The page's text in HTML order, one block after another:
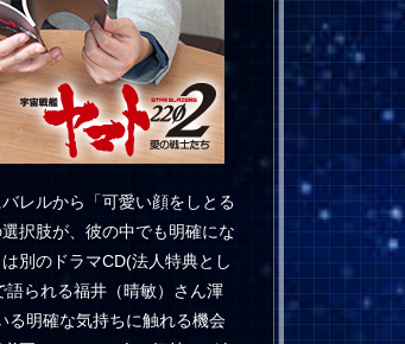
レルから「可愛い顔をしとる
択肢が、彼の中でも明確にな
別のドラマCD(法人特典とし
られる福井（晴敏）さん渾
る明確な気持ちに触れる機会